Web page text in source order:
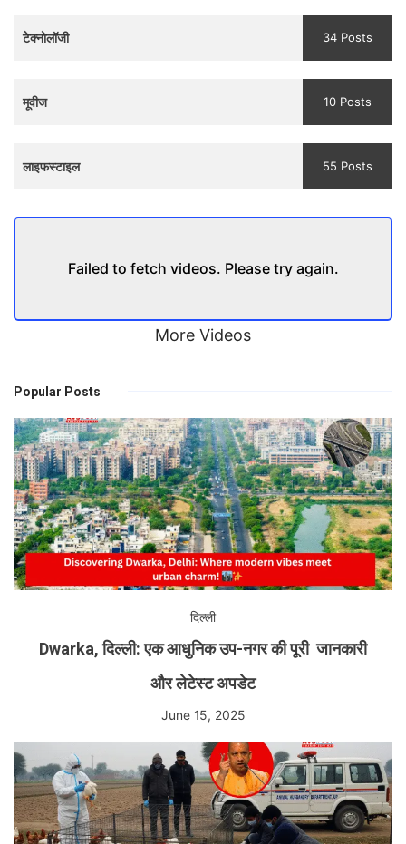
टेक्नोलॉजी 34 Posts
मूवीज 10 Posts
लाइफस्टाइल 55 Posts
Failed to fetch videos. Please try again.
More Videos
Popular Posts
दिल्ली
Dwarka, दिल्ली: एक आधुनिक उप-नगर की पूरी जानकारी
और लेटेस्ट अपडेट
June 15, 2025